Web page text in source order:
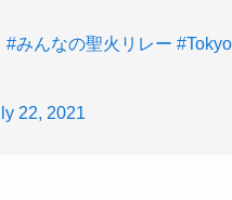
#みんなの聖火リレー
22, 2021